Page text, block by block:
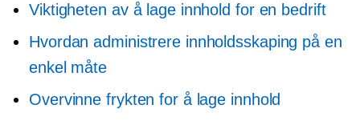
Viktigheten av å lage innhold for en bedrift
Hvordan administrere innholdsskaping på en
enkel måte
Overvinne frykten for å lage innhold